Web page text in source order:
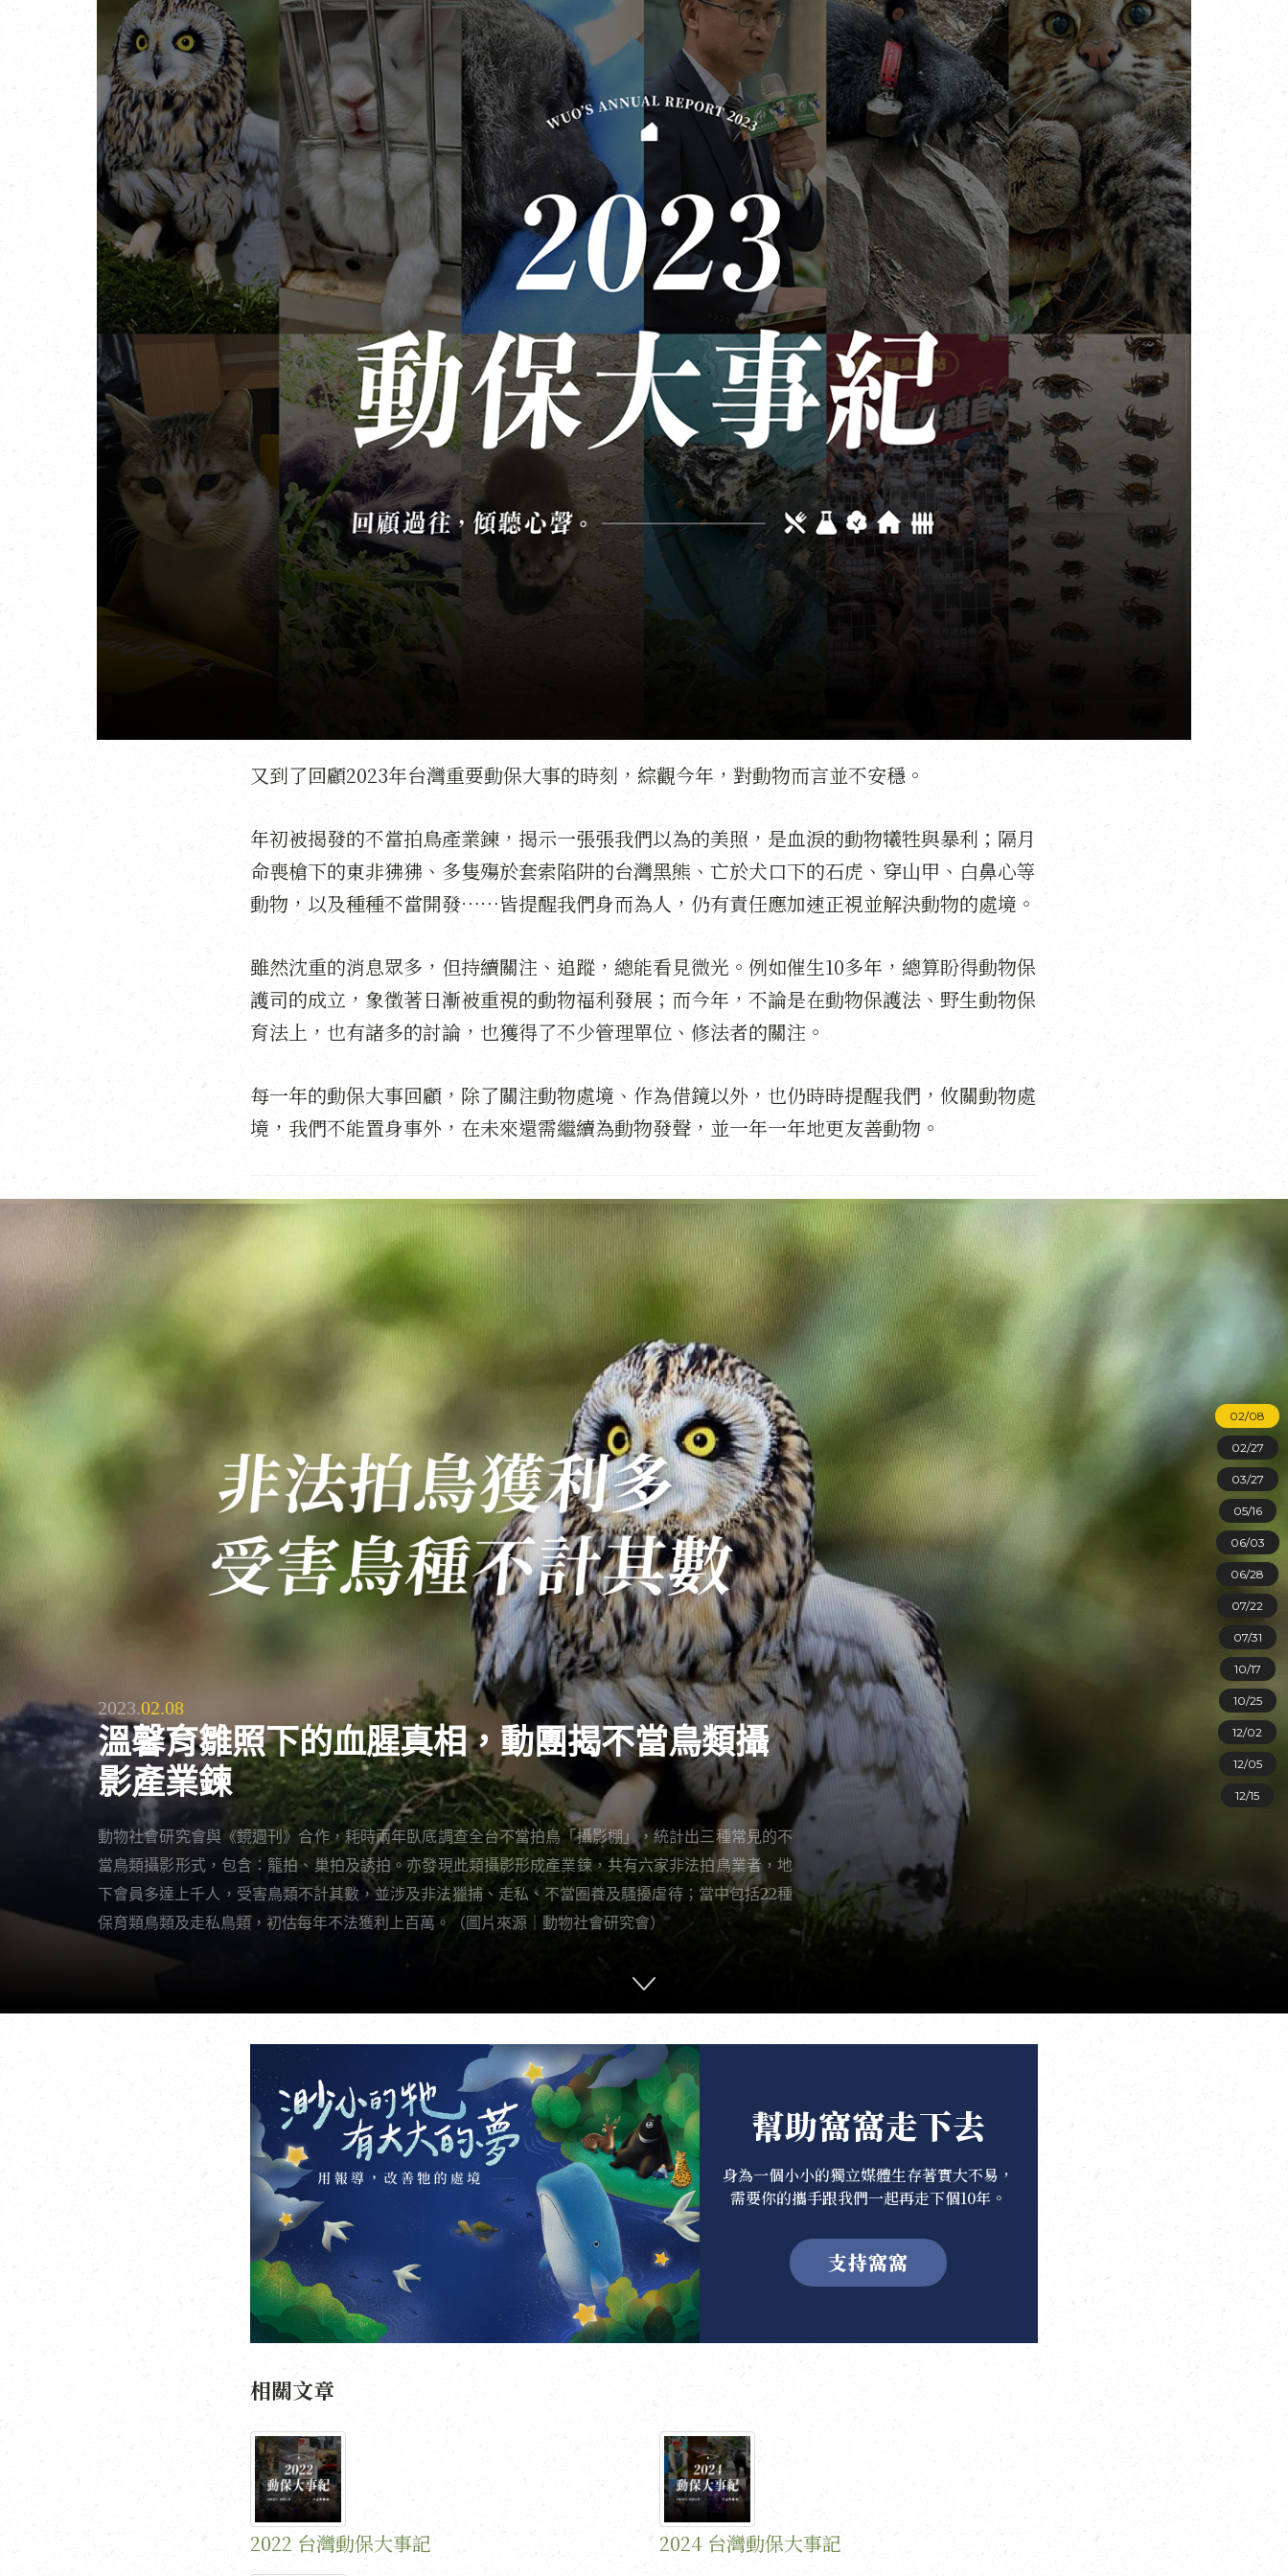
又到了回顧2023年台灣重要動保大事的時刻，綜觀今年，對動物而言並不安穩。
年初被揭發的不當拍鳥產業鍊，揭示一張張我們以為的美照，是血淚的動物犧牲與暴利；隔月
命喪槍下的東非狒狒、多隻殤於套索陷阱的台灣黑熊、亡於犬口下的石虎、穿山甲、白鼻心等
動物，以及種種不當開發⋯⋯皆提醒我們身而為人，仍有責任應加速正視並解決動物的處境。
雖然沈重的消息眾多，但持續關注、追蹤，總能看見微光。例如催生10多年，總算盼得動物保
護司的成立，象徵著日漸被重視的動物福利發展；而今年，不論是在動物保護法、野生動物保
育法上，也有諸多的討論，也獲得了不少管理單位、修法者的關注。
每一年的動保大事回顧，除了關注動物處境、作為借鏡以外，也仍時時提醒我們，攸關動物處
境，我們不能置身事外，在未來還需繼續為動物發聲，並一年一年地更友善動物。
2023.02.08
溫馨育雛照下的血腥真相，動團揭不當鳥類攝
影產業鍊
動物社會研究會與《鏡週刊》合作，耗時兩年臥底調查全台不當拍鳥「攝影棚」，統計出三種常見的不
當鳥類攝影形式，包含：籠拍、巢拍及誘拍。亦發現此類攝影形成產業鍊，共有六家非法拍鳥業者，地
下會員多達上千人，受害鳥類不計其數，並涉及非法獵捕、走私、不當圈養及騷擾虐待；當中包括22種
保育類鳥類及走私鳥類，初估每年不法獲利上百萬。（圖片來源｜動物社會研究會）
02/08
02/27
03/27
05/16
06/03
06/28
07/22
07/31
10/17
10/25
12/02
12/05
12/15
幫助窩窩走下去
身為一個小小的獨立媒體生存著實大不易，
需要你的攜手跟我們一起再走下個10年。
支持窩窩
相關文章
2022 台灣動保大事記 2024 台灣動保大事記